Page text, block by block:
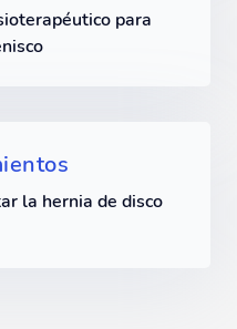
para
la hernia de disco